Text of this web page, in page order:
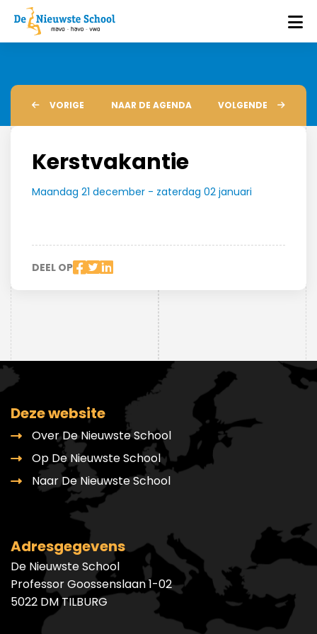
VORIGE NAAR DE AGENDA VOLGENDE
Kerstvakantie
Maandag 21 december - zaterdag 02 januari
DEEL OP
Deze website
Over De Nieuwste School
Op De Nieuwste School
Naar De Nieuwste School
Adresgegevens
De Nieuwste School
Professor Goossenslaan 1-02
5022 DM TILBURG